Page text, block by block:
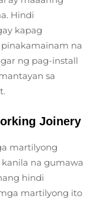
Hindi
kapag
na
ng pag-install
sa
Joinery
martilyong
na gumawa
hindi
martilyong ito